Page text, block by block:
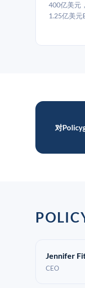
400亿美元
1.25亿美元
对
Jennifer
CEO